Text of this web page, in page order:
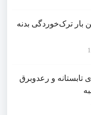
بار ترک‌خوردگی بدنه
تابستانه و رعدوبرق